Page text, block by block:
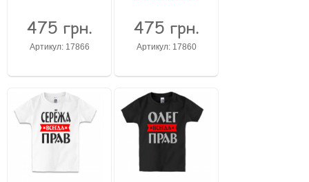
475 грн.
Артикул: 17866
475 грн.
Артикул: 17860